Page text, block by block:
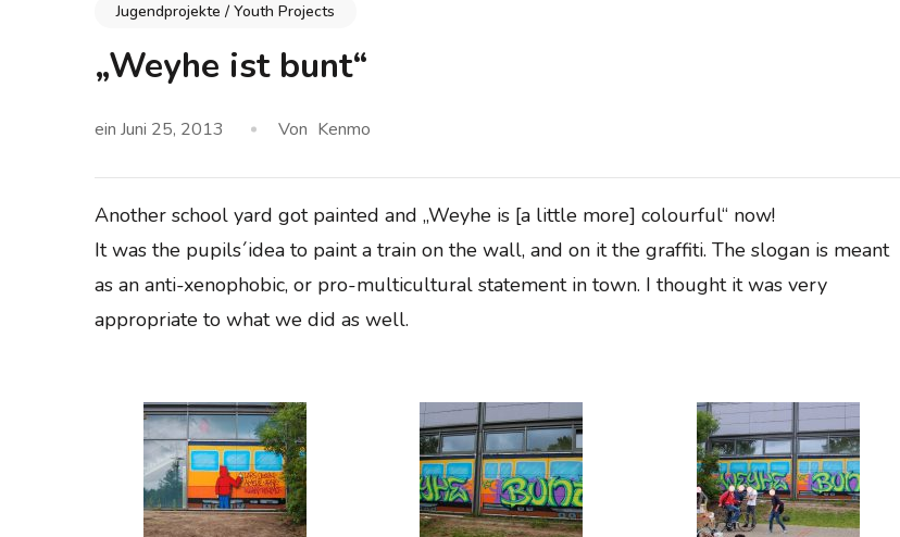
Jugendprojekte / Youth Projects
„Weyhe ist bunt“
ein Juni 25, 2013 Von Kenmo
Another school yard got painted and „Weyhe is [a little more] colourful“ now!
It was the pupils´idea to paint a train on the wall, and on it the graffiti. The slogan is meant
as an anti-xenophobic, or pro-multicultural statement in town. I thought it was very
appropriate to what we did as well.